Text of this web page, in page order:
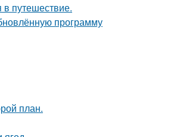
путешествие.
программу
план.